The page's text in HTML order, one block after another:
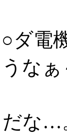
ダ電
な
だな…